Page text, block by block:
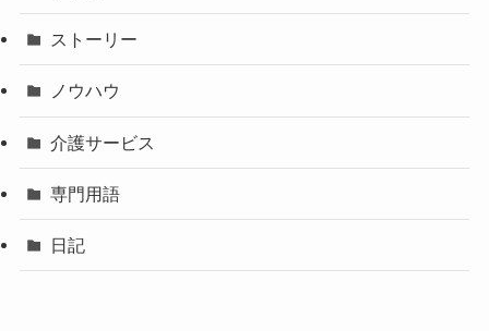
ストーリー
ノウハウ
介護サービス
専門用語
日記